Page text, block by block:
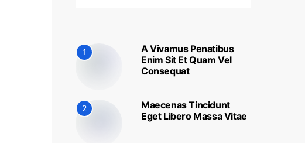
1
A Vivamus Penatibus
Enim Sit Et Quam Vel
Consequat
2
Maecenas Tincidunt
Eget Libero Massa Vitae